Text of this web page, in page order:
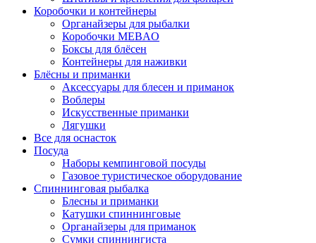
Коробочки и контейнеры
Органайзеры для рыбалки
Коробочки MEBAO
Боксы для блёсен
Контейнеры для наживки
Блёсны и приманки
Аксессуары для блесен и приманок
Воблеры
Искусственные приманки
Лягушки
Все для оснасток
Посуда
Наборы кемпинговой посуды
Газовое туристическое оборудование
Спиннинговая рыбалка
Блесны и приманки
Катушки спиннинговые
Органайзеры для приманок
Сумки спиннингиста